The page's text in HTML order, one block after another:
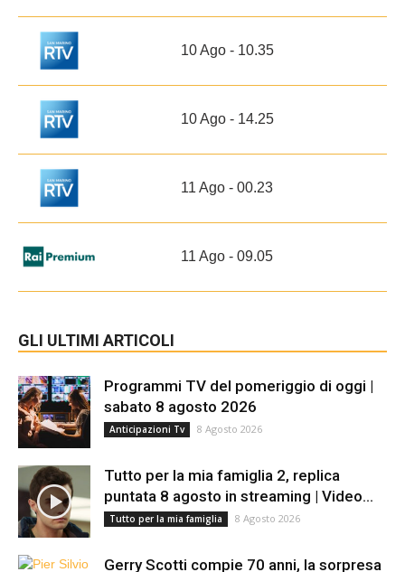
10 Ago - 10.35
10 Ago - 14.25
11 Ago - 00.23
11 Ago - 09.05
GLI ULTIMI ARTICOLI
Programmi TV del pomeriggio di oggi |
sabato 8 agosto 2026
Anticipazioni Tv 8 Agosto 2026
Tutto per la mia famiglia 2, replica
puntata 8 agosto in streaming | Video...
Tutto per la mia famiglia 8 Agosto 2026
Gerry Scotti compie 70 anni, la sorpresa